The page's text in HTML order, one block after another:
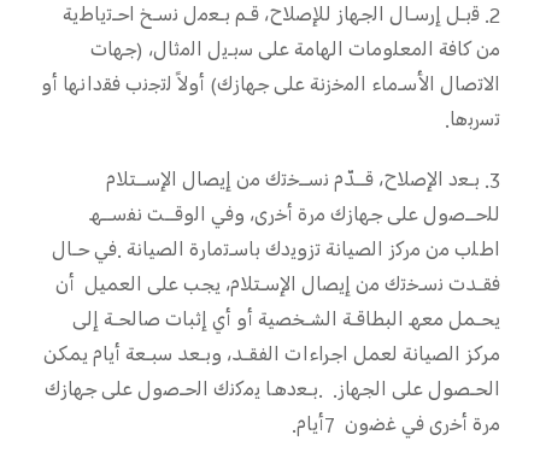
2. ﻗﺑـل إرﺳـﺎل اﻟﺟﮭﺎز ﻟﻺﺻﻼح، ﻗـم ﺑـﻌﻣل ﻧﺳـﺦ اﺣـﺗﯾﺎطﯾﺔ
ﻣن ﻛﺎﻓﺔ اﻟﻣﻌﻠوﻣﺎت اﻟﮭﺎﻣﺔ ﻋﻠﻰ ﺳﺑـﯾل اﻟﻣﺛﺎل، (ﺟﮭﺎت
اﻻﺗﺻﺎل اﻷﺳـﻣﺎء اﻟﻣﺧزﻧﺔ ﻋﻠﻰ ﺟﮭﺎزك) أوﻻً ﻟﺗﺟﻧب ﻓﻘداﻧﮭﺎ أو
ﺗﺳرﺑها.
3. ﺑـﻌد اﻹﺻﻼح، ﻗــدّم ﻧﺳــﺧﺗك ﻣن إﯾﺼﺎل اﻹﺳــﺘﻼم
ﻟﻠﺣــﺻول ﻋﻠﻰ ﺟﮭﺎزك ﻣرة أﺧرى، وﻓﻲ اﻟوﻗــت ﻧﻔﺳــﮫ
اطﻠب ﻣن ﻣرﻛز اﻟﺼﯿﺎﻧﺔ ﺗزوﯾدك ﺑﺎﺳـﺗﻣﺎرة اﻟﺼﯿﺎﻧﺔ .ﻓﻲ ﺣـﺎل
ﻓﻘـدت ﻧﺳـﺧﺗك ﻣن إﯾﺼﺎل اﻹﺳـﺘﻼم، ﯾﺠﺐ ﻋﻠﻰ اﻟﻌﻤﯿﻞ أن
ﯾﺤـﻤﻞ ﻣﻌﮫ اﻟﺒﻄﺎﻗـﺔ اﻟﺸـﺨﺼﯿﺔ أو أي إﺛﺒﺎت ﺻﺎﻟﺤـﺔ إﻟﻰ
ﻣﺮﻛﺰ اﻟﺼﯿﺎﻧﺔ ﻟﻌﻤﻞ اﺟﺮاءات اﻟﻔﻘـﺪ، وﺑـﻌﺪ ﺳﺒـﻌﺔ أﯾﺎم ﯾﻤﻜﻦ
اﻟﺤـﺼﻮل ﻋﻠﻰ اﻟﺠﮭﺎز. .ﺑـﻌدھﺎ ﯾﻣﻛﻧك اﻟﺣـﺻول ﻋﻠﻰ ﺟﮭﺎزك
ﻣرة أﺧرى ﻓﻲ ﻏﺿون 7أﯾﺎم.